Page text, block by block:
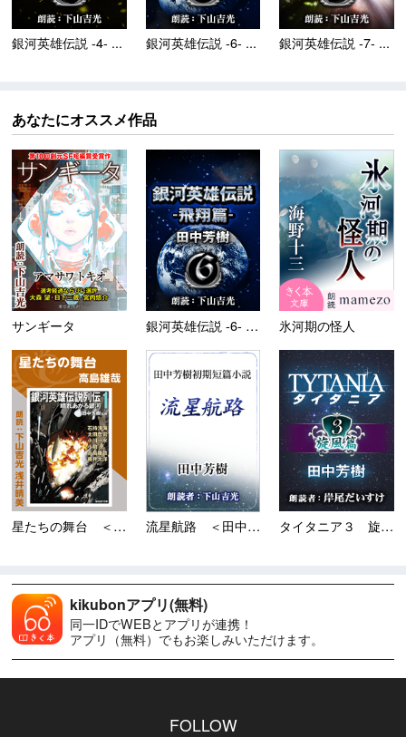
銀河英雄伝説 -4- ... 銀河英雄伝説 -6- ... 銀河英雄伝説 -7- ...
あなたにオススメ作品
サンギータ 銀河英雄伝説 -6- 飛翔篇 氷河期の怪人
星たちの舞台 ＜銀河英雄伝説... 流星航路 ＜田中芳樹短篇小説... タイタニア３ 旋風篇
kikubonアプリ(無料)
同一IDでWEBとアプリが連携！
アプリ（無料）でもお楽しみいただけます。
FOLLOW